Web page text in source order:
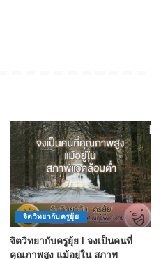
จิตวิทยากับครูยุ้ย
จิตวิทยากับครูยุ้ย l จงเป็นคนที่
คุณภาพสูง แม้อยู่ใน สภาพ